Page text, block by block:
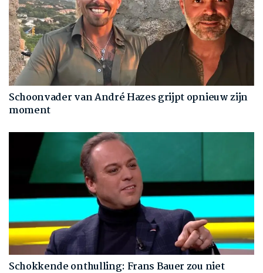
Schoonvader van André Hazes grijpt opnieuw zijn
moment
Schokkende onthulling: Frans Bauer zou niet